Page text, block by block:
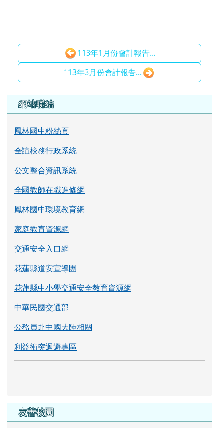
113年1月份會計報告...
113年3月份會計報告...
左邊區域內容
網站聯結
鳳林國中粉絲頁
全誼校務行政系統
公文整合資訊系統
全國教師在職進修網
鳳林國中環境教育網
家庭教育資源網
交通安全入口網
花蓮縣道安宣導團
花蓮縣中小學交通安全教育資源網
中華民國交通部
公務員赴中國大陸相關
利益衝突迴避專區
友善校園